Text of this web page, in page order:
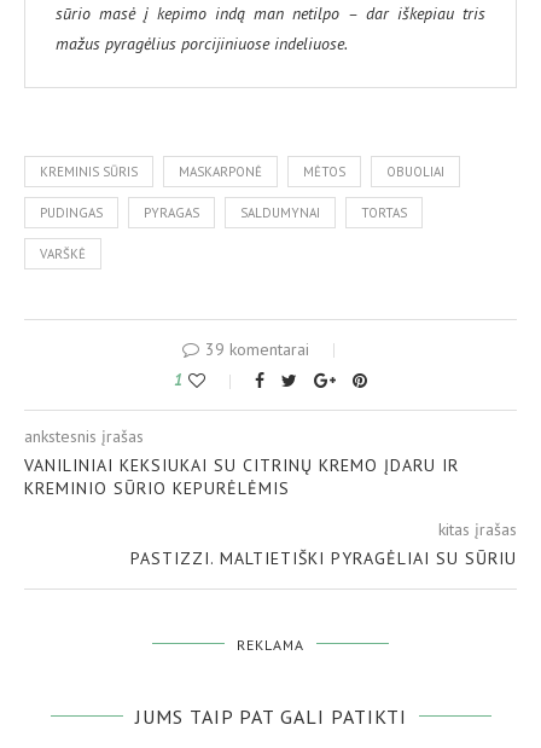
sūrio masė į kepimo indą man netilpo – dar iškepiau tris
mažus pyragėlius porcijiniuose indeliuose.
KREMINIS SŪRIS MASKARPONĖ MĖTOS OBUOLIAI
PUDINGAS PYRAGAS SALDUMYNAI TORTAS
VARŠKĖ
39 komentarai
1
ankstesnis įrašas
VANILINIAI KEKSIUKAI SU CITRINŲ KREMO ĮDARU IR
KREMINIO SŪRIO KEPURĖLĖMIS
kitas įrašas
PASTIZZI. MALTIETIŠKI PYRAGĖLIAI SU SŪRIU
REKLAMA
JUMS TAIP PAT GALI PATIKTI